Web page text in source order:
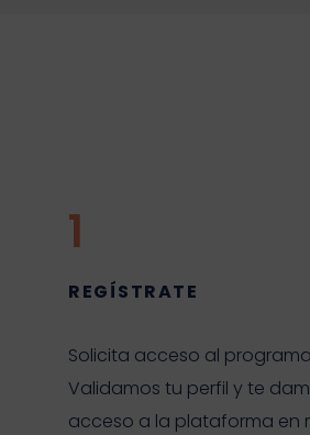
1
REGÍSTRATE
Solicita acceso al
Validamos tu perfil y te
acceso a la plataforma en